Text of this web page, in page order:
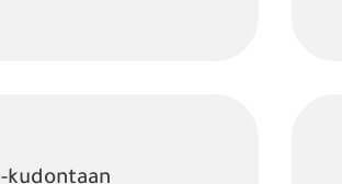
kudontaan